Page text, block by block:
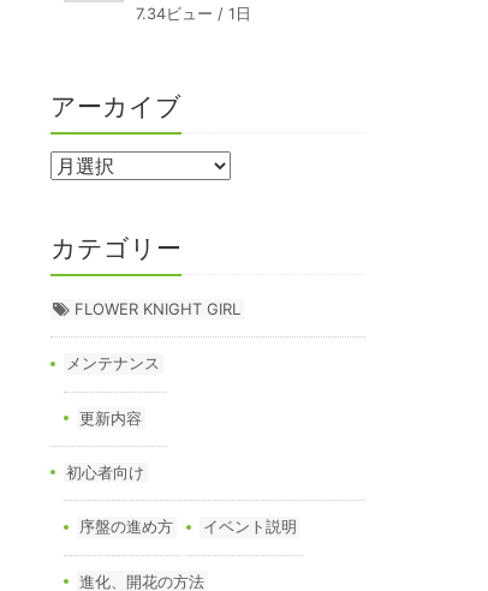
7.34ビュー / 1日
アーカイブ
カテゴリー
FLOWER KNIGHT GIRL
メンテナンス
更新内容
初心者向け
序盤の進め方 イベント説明
進化、開花の方法